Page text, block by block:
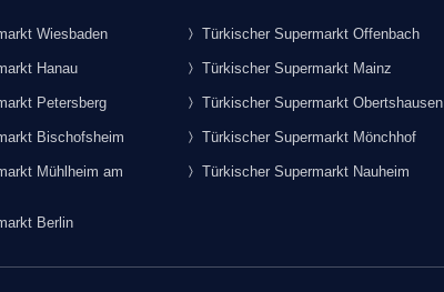
Wiesbaden Türkischer Supermarkt Offenbach
Hanau Türkischer Supermarkt Mainz
Petersberg Türkischer Supermarkt Obertshausen
Bischofsheim Türkischer Supermarkt Mönchhof
Mühlheim am
Türkischer Supermarkt Nauheim
Berlin